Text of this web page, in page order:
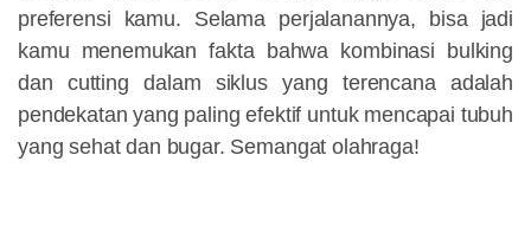
preferensi kamu. Selama perjalanannya, bisa jadi
kamu menemukan fakta bahwa kombinasi bulking
dan cutting dalam siklus yang terencana adalah
pendekatan yang paling efektif untuk mencapai tubuh
yang sehat dan bugar. Semangat olahraga!